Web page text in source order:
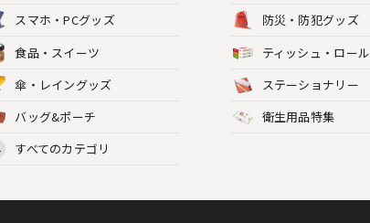
スマホ・PCグッズ
防災・防犯グッズ
食品・スイーツ
ティッシュ・ロール
傘・レイングッズ
ステーショナリー
バッグ&ポーチ
衛生用品特集
すべてのカテゴリ